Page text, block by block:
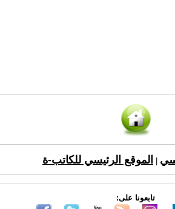
الموقع الرئيسي للكاتب-ة
تابعونا على: